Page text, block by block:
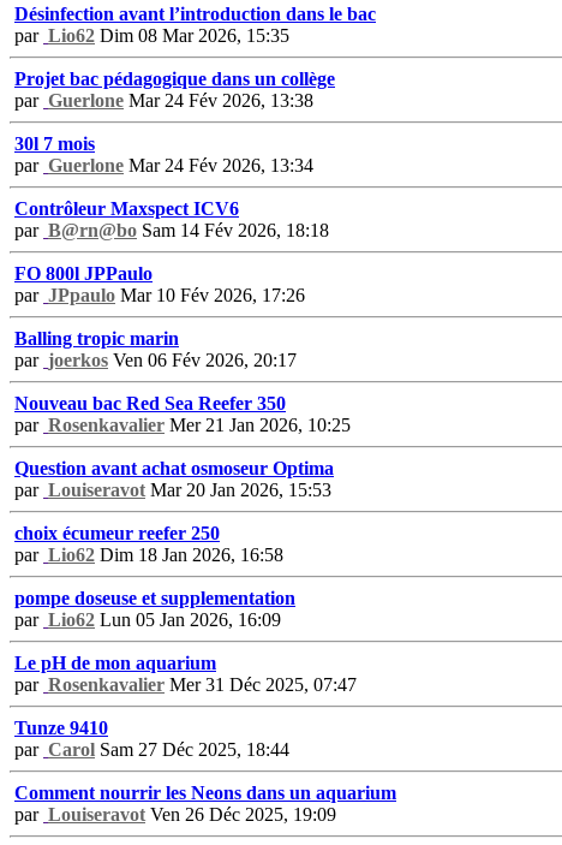
Désinfection avant l’introduction dans le bac
par Lio62 Dim 08 Mar 2026, 15:35
Projet bac pédagogique dans un collège
par Guerlone Mar 24 Fév 2026, 13:38
30l 7 mois
par Guerlone Mar 24 Fév 2026, 13:34
Contrôleur Maxspect ICV6
par B@rn@bo Sam 14 Fév 2026, 18:18
FO 800l JPPaulo
par JPpaulo Mar 10 Fév 2026, 17:26
Balling tropic marin
par joerkos Ven 06 Fév 2026, 20:17
Nouveau bac Red Sea Reefer 350
par Rosenkavalier Mer 21 Jan 2026, 10:25
Question avant achat osmoseur Optima
par Louiseravot Mar 20 Jan 2026, 15:53
choix écumeur reefer 250
par Lio62 Dim 18 Jan 2026, 16:58
pompe doseuse et supplementation
par Lio62 Lun 05 Jan 2026, 16:09
Le pH de mon aquarium
par Rosenkavalier Mer 31 Déc 2025, 07:47
Tunze 9410
par Carol Sam 27 Déc 2025, 18:44
Comment nourrir les Neons dans un aquarium
par Louiseravot Ven 26 Déc 2025, 19:09